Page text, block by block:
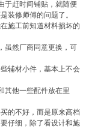
于赶时间铺贴，就随便
装修师傅的问题了。
施工前知道材料损坏的
虽然厂商同意更换，可
辅材小件，基本上不会
其他一些配件放在里
的不好，而是原来高档
仔细，除了看设计和施